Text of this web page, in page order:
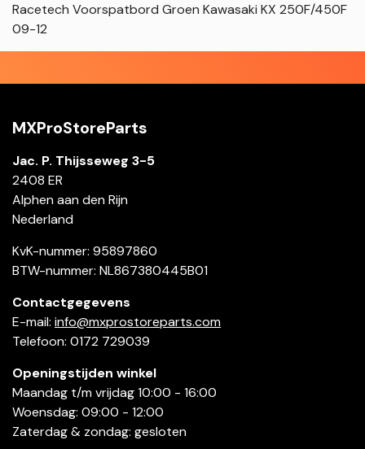
Racetech Voorspatbord Groen Kawasaki KX 250F/450F
09-12
MXProStoreParts
Jac. P. Thijsseweg 3-5
2408 ER
Alphen aan den Rijn
Nederland
KvK-nummer: 95897860
BTW-nummer: NL867380445B01
Contactgegevens
E-mail: info@mxprostoreparts.com
Telefoon: 0172 729039
Openingstijden winkel
Maandag t/m vrijdag 10:00 - 16:00
Woensdag: 09:00 - 12:00
Zaterdag & zondag: gesloten